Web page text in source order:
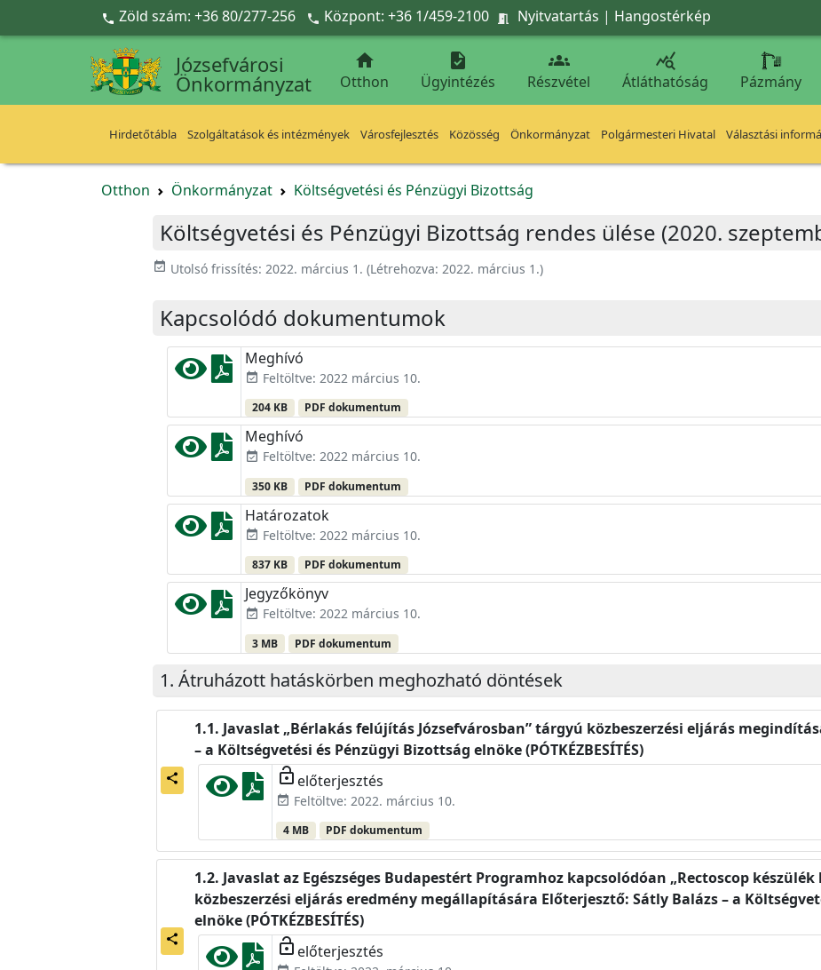
Ugrás a fő tartalomra
 Zöld szám: +36 80/277-256  Központ: +36 1/459-2100  Nyitvatartás | Hangostérkép
Józsefvárosi
Önkormányzat

Otthon

Ügyintézés

Részvétel

Átláthatóság Pázmány
Hirdetőtábla Szolgáltatások és intézmények Városfejlesztés Közösség Önkormányzat Polgármesteri Hivatal Választási
Otthon Önkormányzat Költségvetési és Pénzügyi Bizottság
Költségvetési és Pénzügyi Bizottság rendes ülése (2020.
event_available Utolsó frissítés: 2022. március 1. (Létrehozva: 2022. március 1.)
Kapcsolódó dokumentumok
Meghívó
event_available Feltöltve: 2022 március 10.
204 KB PDF dokumentum
Meghívó
event_available Feltöltve: 2022 március 10.
350 KB PDF dokumentum
Határozatok
event_available Feltöltve: 2022 március 10.
837 KB PDF dokumentum
Jegyzőkönyv
event_available Feltöltve: 2022 március 10.
3 MB PDF dokumentum
Átruházott hatáskörben meghozható döntések
share
Javaslat „Bérlakás felújítás Józsefvárosban” tárgyú közbeszerzési eljárás
– a Költségvetési és Pénzügyi Bizottság elnöke (PÓTKÉZBESÍTÉS)
lock_open előterjesztés
event_available Feltöltve: 2022. március 10.
4 MB PDF dokumentum
share
Javaslat az Egészséges Budapestért Programhoz kapcsolódóan „Rectoscop készülék
közbeszerzési eljárás eredmény megállapítására Előterjesztő: Sátly Balázs – a
elnöke (PÓTKÉZBESÍTÉS)
lock_open előterjesztés